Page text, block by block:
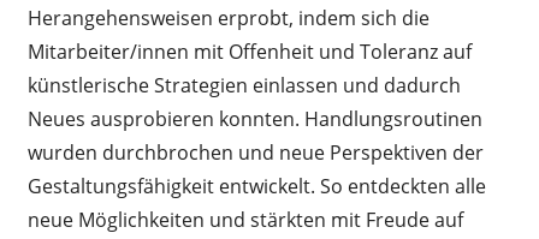
Herangehensweisen erprobt, indem sich die
Mitarbeiter/innen mit Offenheit und Toleranz auf
künstlerische Strategien einlassen und dadurch
Neues ausprobieren konnten. Handlungsroutinen
wurden durchbrochen und neue Perspektiven der
Gestaltungsfähigkeit entwickelt. So entdeckten alle
neue Möglichkeiten und stärkten mit Freude auf